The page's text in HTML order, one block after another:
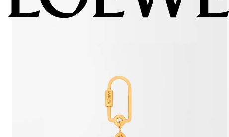
Arte e artigianato